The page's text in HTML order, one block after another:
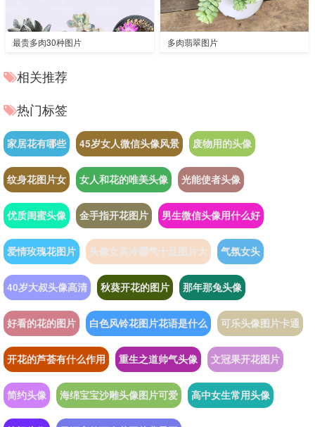
最贵多肉30种图片 多肉翡翠图片
相关推荐
热门标签
家居花有哪些 45岁女人微信头像风景 废物用的头像
纹身花图片女 女人和花的唯美头像 光能使者头像
优质闺蜜头像 金手指开花图片 男生微信头像用什么好
爱情玫瑰花图片 头像女高冷霸气十足图片大 气氛女头
40岁大叔头像高清 秋葵开花的图片 那年那兔头像
好看的花的图片 白色风铃花图片花语是什么 可乐头像图片卡通
开花的芦荟有什么作用 重生之道帅气头像 文冠果开花图片
简约头像 海绵宝宝沙雕头像图片可爱 高中女生常用头像